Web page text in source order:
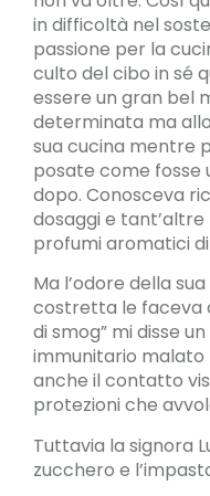
in difficoltà nel
passione per la
culto del cibo in sé
essere un gran bel
determinata ma
sua cucina mentre
posate come fosse
dopo. Conosceva
dosaggi e
profumi aromatici
Ma l’odore della
costretta le faceva
di smog” mi disse
immunitario malato
anche il contatto
protezioni che
Tuttavia la signora
zucchero e